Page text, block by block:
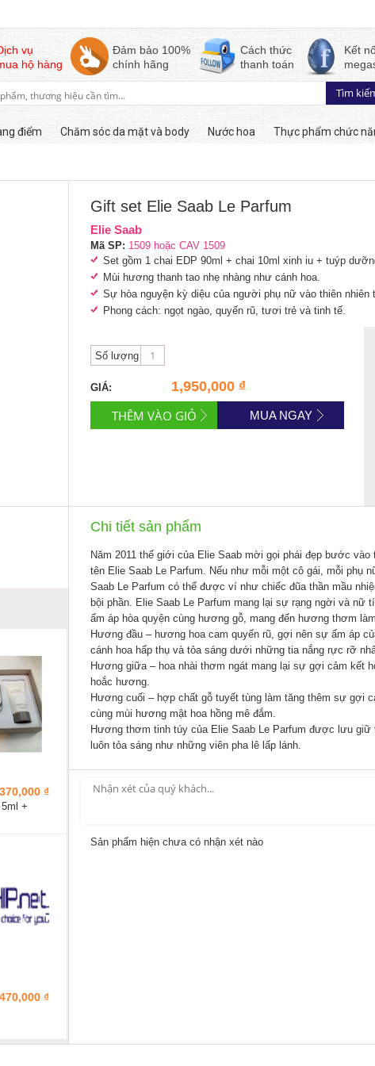
vụ
hộ hàng
Đảm bảo 100%
chính hãng
Cách thức
thanh toán
Kết
điểm Chăm sóc da mặt và body Nước hoa Thực phẩm chức
Còn hàng
370,000 ₫
+
470,000 ₫
Gift set Elie Saab Le Parfum
Elie Saab
Mã SP: 1509 hoặc CAV 1509
Set gồm 1 chai EDP 90ml + chai 10ml xinh iu + tuýp
Mùi hương thanh tao nhẹ nhàng như cánh hoa.
Sự hòa nguyện kỳ diệu của người phụ nữ vào thiên nhiên
Phong cách: ngọt ngào, quyến rũ, tươi trẻ và tinh tế.
Số lượng
GIÁ: 1,950,000 ₫
MUA NGAY
Chi tiết sản phẩm
Năm 2011 thế giới của Elie Saab mời gọi phái đẹp bước
tên Elie Saab Le Parfum. Nếu như mỗi một cô gái, mỗi phụ
Saab Le Parfum có thể được ví như chiếc đũa thần mầu
bội phần. Elie Saab Le Parfum mang lại sự rạng ngời và
ấm áp hòa quyện cùng hương gỗ, mang đến hương thơm
Hương đầu – hương hoa cam quyến rũ, gợi nên sự ấm áp
cánh hoa hấp thụ và tỏa sáng dưới những tia nắng rực rỡ
Hương giữa – hoa nhài thơm ngát mang lại sự gợi cảm kết
hoắc hương.
Hương cuối – hợp chất gỗ tuyết tùng làm tăng thêm sự gợi
cùng mùi hương mật hoa hồng mê đắm.
Hương thơm tinh túy của Elie Saab Le Parfum được lưu giữ
luôn tỏa sáng như những viên pha lê lấp lánh.
Sản phẩm hiện chưa có nhận xét nào